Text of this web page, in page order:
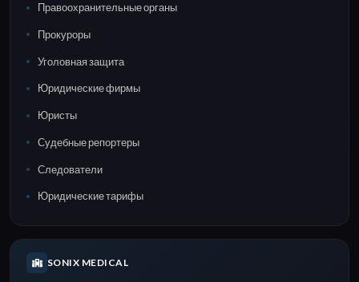
Правоохранительные органы
Прокуроры
Уголовная защита
Юридические фирмы
Юристы
Судебные репортеры
Следователи
Юридические тарифы
SONIX MEDICAL